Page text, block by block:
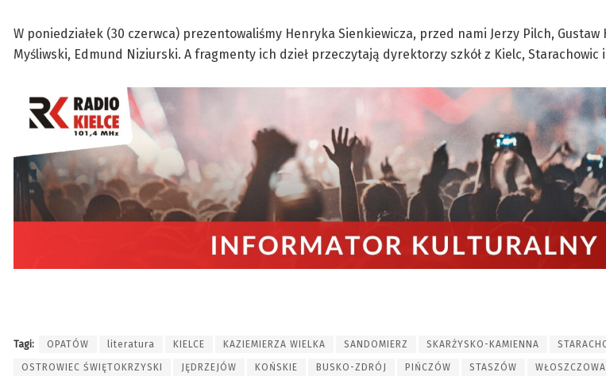
W poniedziałek (30 czerwca) prezentowaliśmy Henryka Sienkiewicza, przed nami Jerzy Pilch, Gustaw
Myśliwski, Edmund Niziurski. A fragmenty ich dzieł przeczytają dyrektorzy szkół z Kielc, Starachowic
Tagi: OPATÓW literatura KIELCE KAZIEMIERZA WIELKA SANDOMIERZ SKARŻYSKO-KAMIENNA
OSTROWIEC ŚWIĘTOKRZYSKI JĘDRZEJÓW KOŃSKIE BUSKO-ZDRÓJ PIŃCZÓW STASZÓW WŁOSZCZOWA